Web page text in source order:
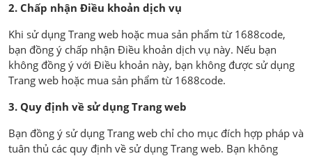
2. Chấp nhận Điều khoản dịch vụ
Khi sử dụng Trang web hoặc mua sản phẩm từ 1688code,
bạn đồng ý chấp nhận Điều khoản dịch vụ này. Nếu bạn
không đồng ý với Điều khoản này, bạn không được sử dụng
Trang web hoặc mua sản phẩm từ 1688code.
3. Quy định về sử dụng Trang web
Bạn đồng ý sử dụng Trang web chỉ cho mục đích hợp pháp và
tuân thủ các quy định về sử dụng Trang web. Bạn không